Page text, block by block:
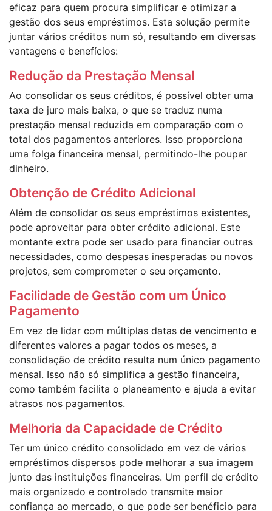
eficaz para quem procura simplificar e otimizar a
gestão dos seus empréstimos. Esta solução permite
juntar vários créditos num só, resultando em diversas
vantagens e benefícios:
Redução da Prestação Mensal
Ao consolidar os seus créditos, é possível obter uma
taxa de juro mais baixa, o que se traduz numa
prestação mensal reduzida em comparação com o
total dos pagamentos anteriores. Isso proporciona
uma folga financeira mensal, permitindo-lhe poupar
dinheiro.
Obtenção de Crédito Adicional
Além de consolidar os seus empréstimos existentes,
pode aproveitar para obter crédito adicional. Este
montante extra pode ser usado para financiar outras
necessidades, como despesas inesperadas ou novos
projetos, sem comprometer o seu orçamento.
Facilidade de Gestão com um Único
Pagamento
Em vez de lidar com múltiplas datas de vencimento e
diferentes valores a pagar todos os meses, a
consolidação de crédito resulta num único pagamento
mensal. Isso não só simplifica a gestão financeira,
como também facilita o planeamento e ajuda a evitar
atrasos nos pagamentos.
Melhoria da Capacidade de Crédito
Ter um único crédito consolidado em vez de vários
empréstimos dispersos pode melhorar a sua imagem
junto das instituições financeiras. Um perfil de crédito
mais organizado e controlado transmite maior
confiança ao mercado, o que pode ser benéficio para